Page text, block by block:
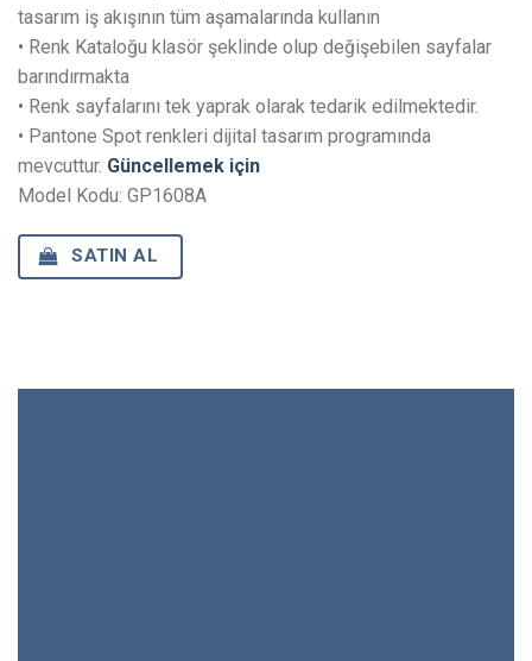
tasarım iş akışının tüm aşamalarında kullanın
• Renk Kataloğu klasör şeklinde olup değişebilen sayfalar
barındırmakta
• Renk sayfalarını tek yaprak olarak tedarik edilmektedir.
• Pantone Spot renkleri dijital tasarım programında
mevcuttur. Güncellemek için
Model Kodu: GP1608A
SATIN AL